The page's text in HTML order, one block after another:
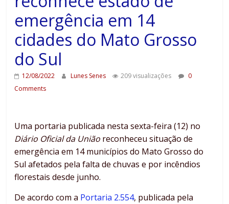
emergência em 14
cidades do Mato Grosso
do Sul
12/08/2022 Lunes Senes 209 visualizações
0
Comments
Uma portaria publicada nesta sexta-feira (12) no
Diário Oficial da União reconheceu situação de
emergência em 14 municípios do Mato Grosso do
Sul afetados pela falta de chuvas e por incêndios
florestais desde junho.
De acordo com a Portaria 2.554, publicada pela